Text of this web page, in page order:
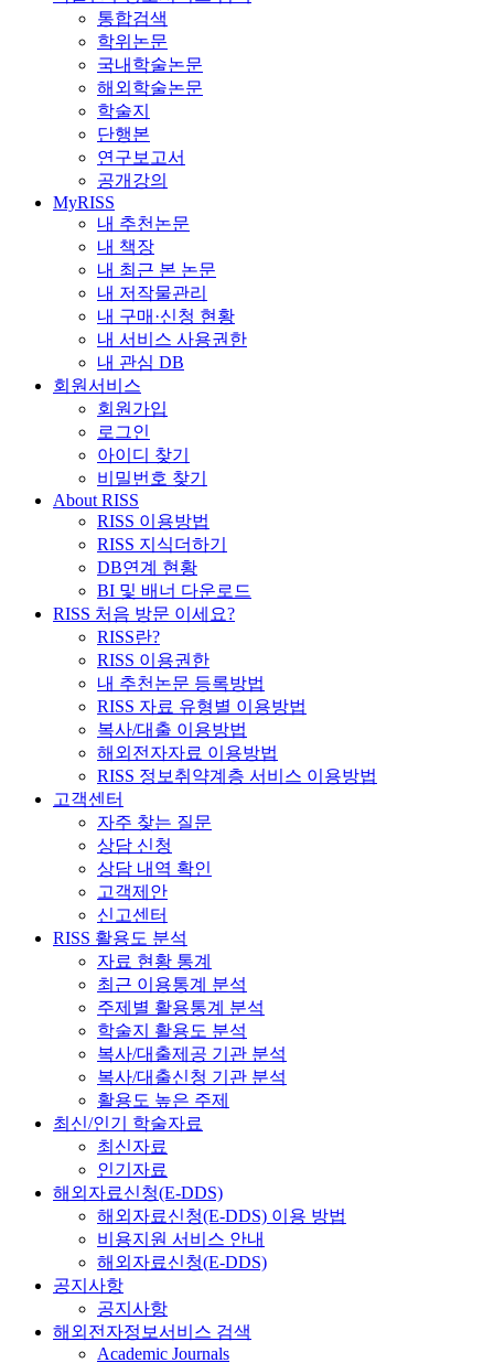
통합검색
학위논문
국내학술논문
해외학술논문
학술지
단행본
연구보고서
공개강의
MyRISS
내 추천논문
내 책장
내 최근 본 논문
내 저작물관리
내 구매·신청 현황
내 서비스 사용권한
내 관심 DB
회원서비스
회원가입
로그인
아이디 찾기
비밀번호 찾기
About RISS
RISS 이용방법
RISS 지식더하기
DB연계 현황
BI 및 배너 다운로드
RISS 처음 방문 이세요?
RISS란?
RISS 이용권한
내 추천논문 등록방법
RISS 자료 유형별 이용방법
복사/대출 이용방법
해외전자자료 이용방법
RISS 정보취약계층 서비스 이용방법
고객센터
자주 찾는 질문
상담 신청
상담 내역 확인
고객제안
신고센터
RISS 활용도 분석
자료 현황 통계
최근 이용통계 분석
주제별 활용통계 분석
학술지 활용도 분석
복사/대출제공 기관 분석
복사/대출신청 기관 분석
활용도 높은 주제
최신/인기 학술자료
최신자료
인기자료
해외자료신청(E-DDS)
해외자료신청(E-DDS) 이용 방법
비용지원 서비스 안내
해외자료신청(E-DDS)
공지사항
공지사항
해외전자정보서비스 검색
Academic Journals